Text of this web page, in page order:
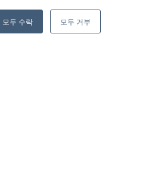
모두 수락 모두 거부